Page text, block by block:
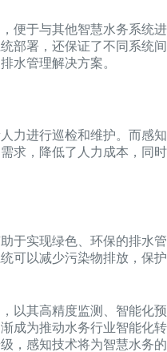
便于与其他智慧水务系统进
部署，还保证了不同系统间
水管理解决方案。
力进行巡检和维护。而感知
求，降低了人力成本，同时
于实现绿色、环保的排水管
可以减少污染物排放，保护
以其高精度监测、智能化预
成为推动水务行业智能化转
，感知技术将为智慧水务的